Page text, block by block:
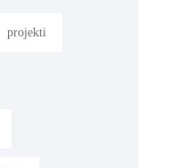
projekti